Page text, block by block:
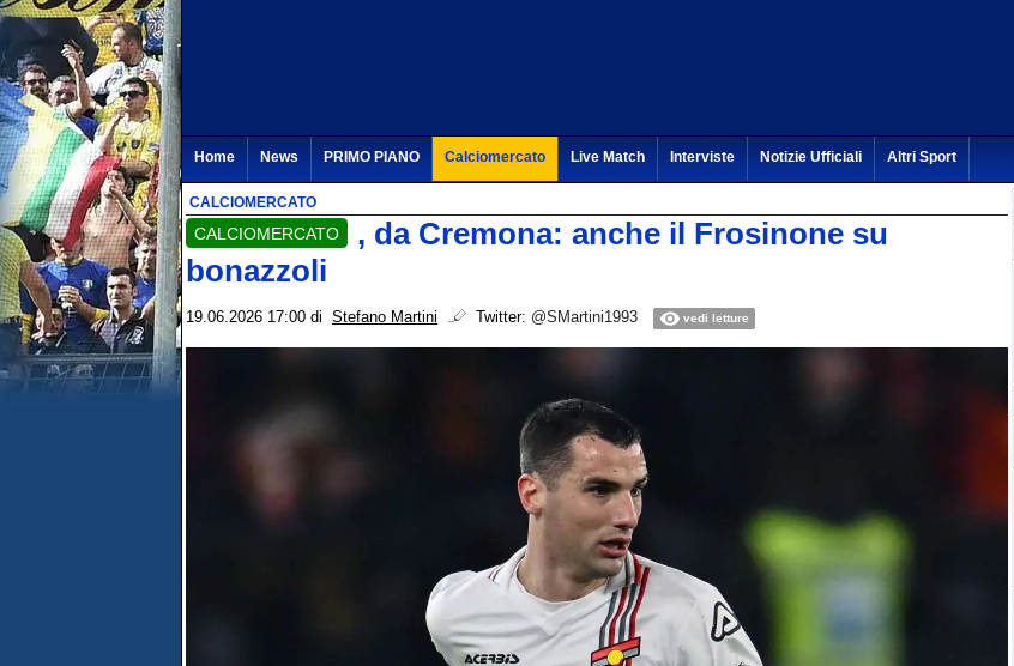
Home News PRIMO PIANO Calciomercato Live Match Interviste Notizie Ufficiali Altri Sport
CALCIOMERCATO
CALCIOMERCATO
, da Cremona: anche il Frosinone su
bonazzoli
19.06.2026 17:00 di Stefano Martini Twitter: @SMartini1993 vedi letture